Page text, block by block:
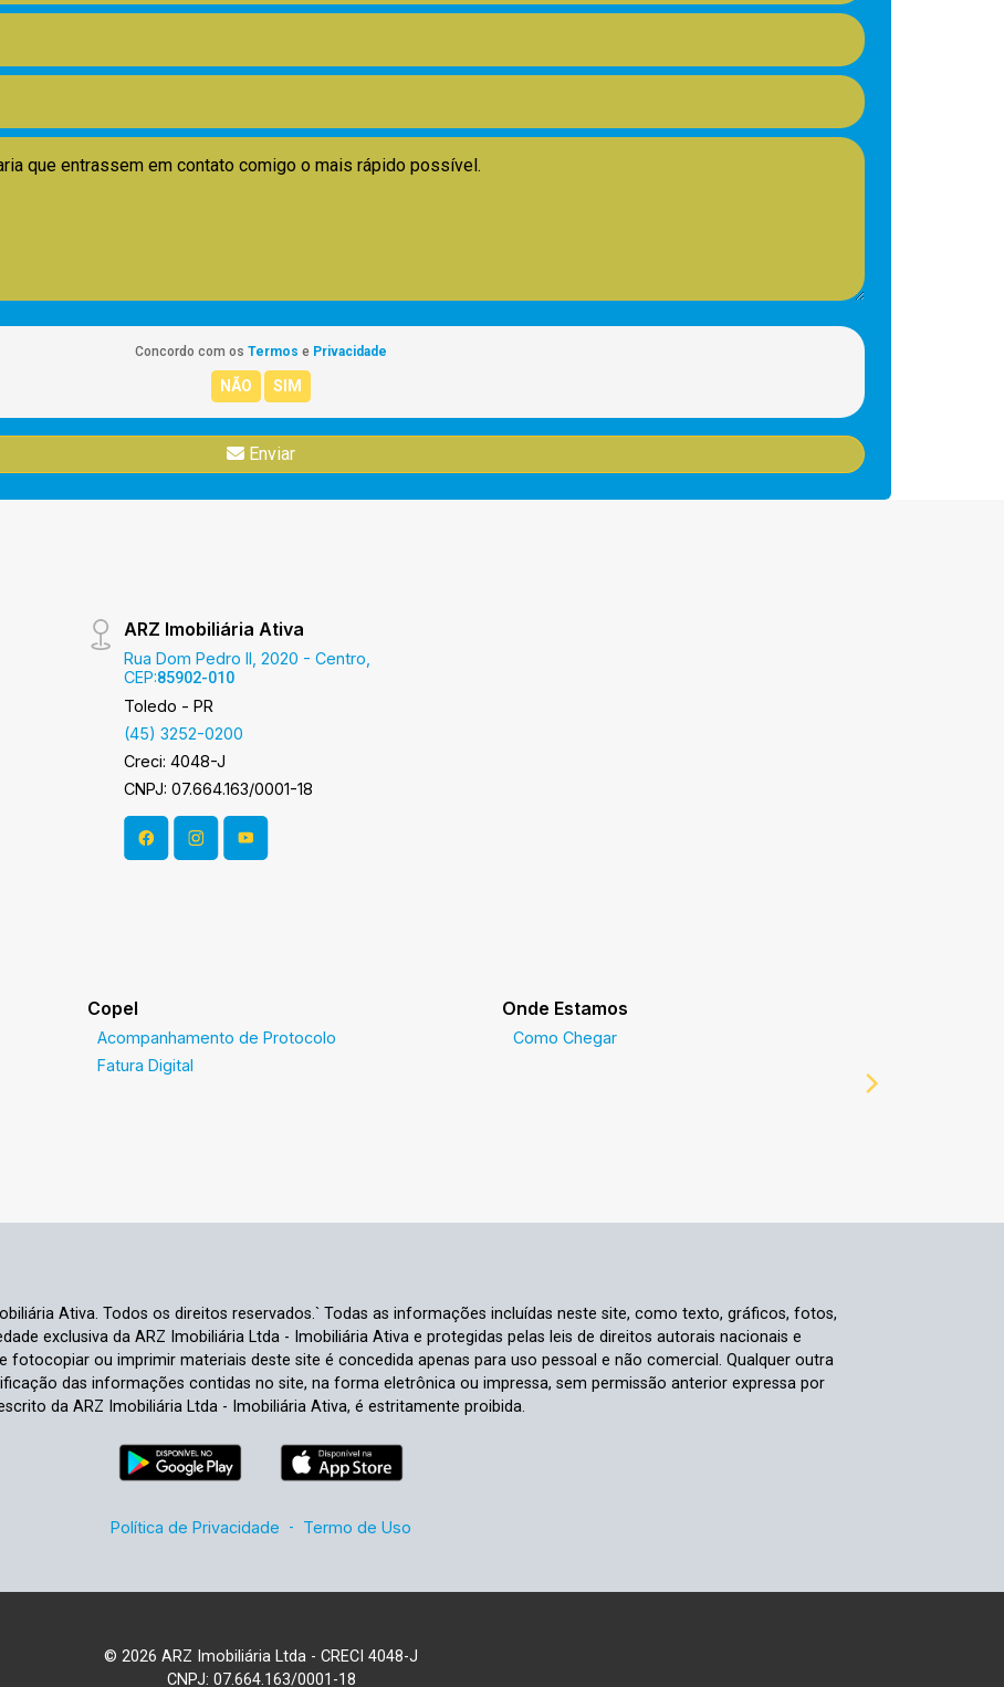
Concordo com os Termos e Privacidade
Enviar
ARZ Imobiliária Ativa
Rua Dom Pedro II, 2020 - Centro,
CEP:85902-010
Toledo - PR
(45) 3252-0200
Creci: 4048-J
CNPJ: 07.664.163/0001-18
Copel
Acompanhamento de Protocolo
Fatura Digital
Onde Estamos
Como Chegar
Ativa. Todos os direitos reservados.` Todas as informações incluídas neste site, como texto, gráficos, fotos,
exclusiva da ARZ Imobiliária Ltda - Imobiliária Ativa e protegidas pelas leis de direitos autorais nacionais e
fotocopiar ou imprimir materiais deste site é concedida apenas para uso pessoal e não comercial. Qualquer outra
das informações contidas no site, na forma eletrônica ou impressa, sem permissão anterior expressa por
da ARZ Imobiliária Ltda - Imobiliária Ativa, é estritamente proibida.
Política de Privacidade - Termo de Uso
© 2026 ARZ Imobiliária Ltda - CRECI 4048-J
CNPJ: 07.664.163/0001-18